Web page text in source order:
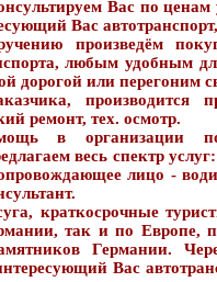
Вас по
Вас
произведём
любым удобным
дорогой или перегоним
производится
ремонт, тех. осмотр.
в организации
весь спектр
лицо -
краткосрочные
так и по Европе,
Германии.
Вас